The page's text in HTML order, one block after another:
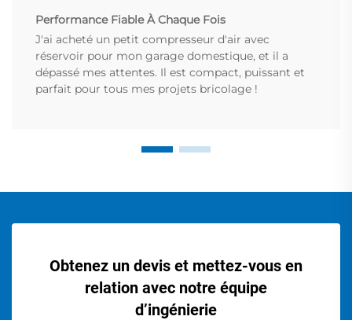
Performance Fiable À Chaque Fois
J'ai acheté un petit compresseur d'air avec
réservoir pour mon garage domestique, et il a
dépassé mes attentes. Il est compact, puissant et
parfait pour tous mes projets bricolage !
Obtenez un devis et mettez-vous en
relation avec notre équipe
d’ingénierie